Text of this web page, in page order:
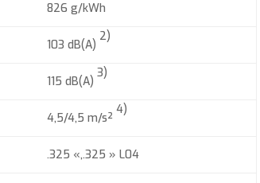
826 g/kWh
103 dB(A)
2)
115 dB(A)
3)
4,5/4,5 m/s²
4)
.325 «,.325 » L04